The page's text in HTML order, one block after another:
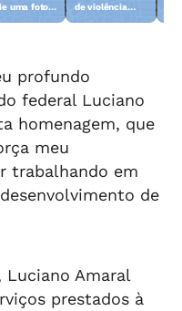
uma foto
de violência
profundo
federal Luciano
homenagem, que
meu
trabalhando em
de
Luciano Amaral
prestados à